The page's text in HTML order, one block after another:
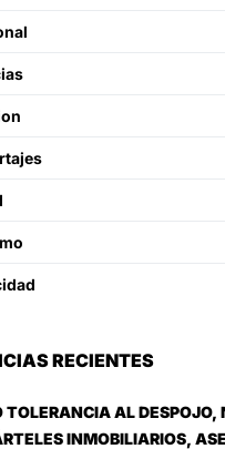
RECIENTES
TOLERANCIA AL DESPOJO,
INMOBILIARIOS,